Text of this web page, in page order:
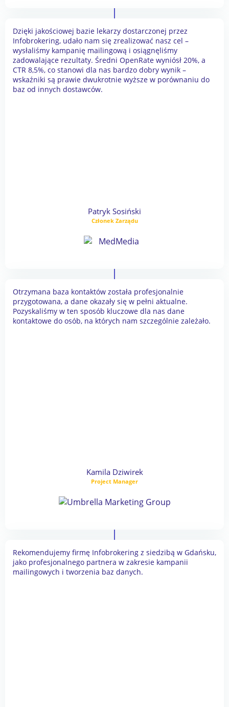
Dzięki jakościowej bazie lekarzy dostarczonej przez
Infobrokering, udało nam się zrealizować nasz cel –
wysłaliśmy kampanię mailingową i osiągnęliśmy
zadowalające rezultaty. Średni OpenRate wyniósł 20%, a
CTR 8,5%, co stanowi dla nas bardzo dobry wynik –
wskaźniki są prawie dwukrotnie wyższe w porównaniu do
baz od innych dostawców.
Patryk Sosiński
Członek Zarządu
Otrzymana baza kontaktów została profesjonalnie
przygotowana, a dane okazały się w pełni aktualne.
Pozyskaliśmy w ten sposób kluczowe dla nas dane
kontaktowe do osób, na których nam szczególnie zależało.
Kamila Dziwirek
Project Manager
Rekomendujemy firmę Infobrokering z siedzibą w Gdańsku,
jako profesjonalnego partnera w zakresie kampanii
mailingowych i tworzenia baz danych.